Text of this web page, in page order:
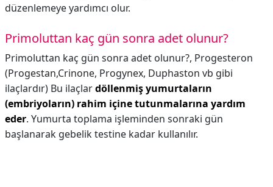
düzenlemeye yardımcı olur.
Primoluttan kaç gün sonra adet olunur?
Primoluttan kaç gün sonra adet olunur?, Progesteron
(Progestan,Crinone, Progynex, Duphaston vb gibi
ilaçlardır) Bu ilaçlardöllenmiş yumurtaların
(embriyoların) rahim içine tutunmalarına yardım
eder. Yumurta toplama işleminden sonraki gün
başlanarak gebelik testine kadar kullanılır.